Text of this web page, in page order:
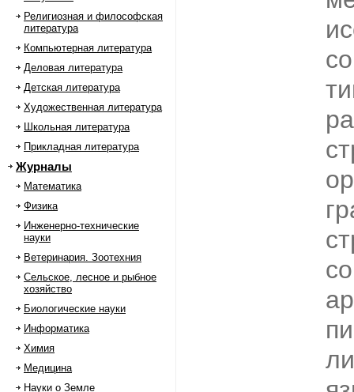
Религиозная и философская
литература
Компьютерная литература
Деловая литература
Детская литература
Художественная литература
Школьная литература
Прикладная литература
Журналы
Математика
Физика
Инженерно-технические
науки
Ветеринария. Зоотехния
Сельское, лесное и рыбное
хозяйство
Биологические науки
Информатика
Химия
Медицина
Науки о Земле